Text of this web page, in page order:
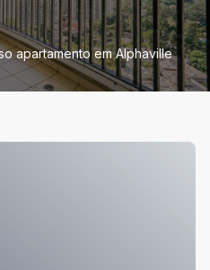
apartamento em Alphaville